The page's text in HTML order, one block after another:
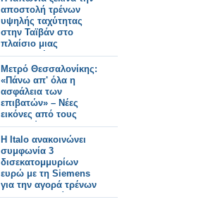
αποστολή τρένων
υψηλής ταχύτητας
στην Ταϊβάν στο
πλαίσιο μιας
σημαντικής
σιδηροδρομικής
παραγγελίας.
Μετρό Θεσσαλονίκης:
«Πάνω απ' όλα η
ασφάλεια των
επιβατών» – Νέες
εικόνες από τους
σταθμούς της
Καλαμαριάς.
Η Italo ανακοινώνει
συμφωνία 3
δισεκατομμυρίων
ευρώ με τη Siemens
για την αγορά τρένων
για τη Γερμανία.